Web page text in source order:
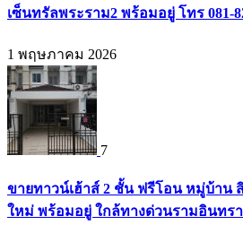
เซ็นทรัลพระราม2 พร้อมอยู่ โทร 081-
1 พฤษภาคม 2026
7
ขายทาวน์เฮ้าส์ 2 ชั้น ฟรีโอน หมู่บ้าน
ใหม่ พร้อมอยู่ ใกล้ทางด่วนรามอินทรา